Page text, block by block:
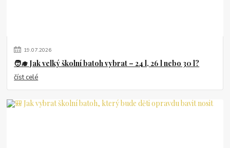
19.07.2026
🧑‍🎓 Jak velký školní batoh vybrat – 24 l, 26 l nebo 30 l?
číst celé